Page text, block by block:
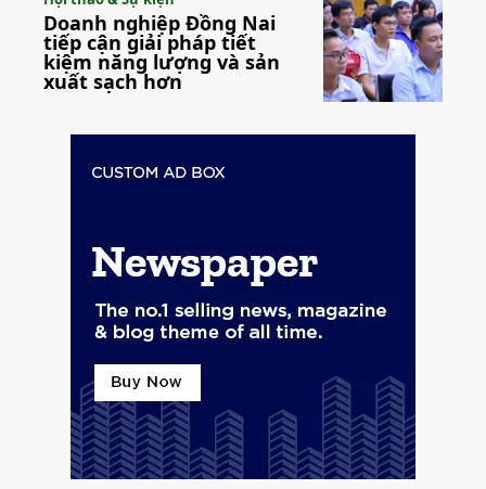
Doanh nghiệp Đồng Nai
tiếp cận giải pháp tiết
kiệm năng lượng và sản
xuất sạch hơn